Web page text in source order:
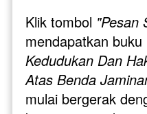
Klik tombol "Pesan
mendapatkan buku
Kedudukan Dan
Atas Benda
mulai bergerak